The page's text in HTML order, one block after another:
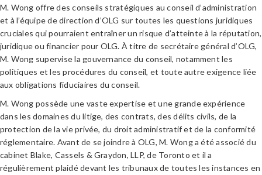
M. Wong offre des conseils stratégiques au conseil d’administration
et à l’équipe de direction d’OLG sur toutes les questions juridiques
cruciales qui pourraient entraîner un risque d’atteinte à la réputation,
juridique ou financier pour OLG. À titre de secrétaire général d’OLG,
M. Wong supervise la gouvernance du conseil, notamment les
politiques et les procédures du conseil, et toute autre exigence liée
aux obligations fiduciaires du conseil.
M. Wong possède une vaste expertise et une grande expérience
dans les domaines du litige, des contrats, des délits civils, de la
protection de la vie privée, du droit administratif et de la conformité
réglementaire. Avant de se joindre à OLG, M. Wong a été associé du
cabinet Blake, Cassels & Graydon, LLP, de Toronto et il a
régulièrement plaidé devant les tribunaux de toutes les instances en